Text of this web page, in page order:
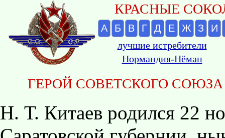
КРАСНЫЕ
А Б В Г Д Е Ж З И
лучшие истребители
Нормандия-Нёман
ГЕРОЙ СОВЕТСКОГО
Н. Т. Китаев родился 22